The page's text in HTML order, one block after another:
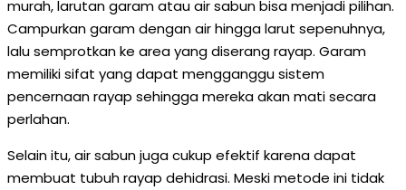
murah, larutan garam atau air sabun bisa menjadi pilihan.
Campurkan garam dengan air hingga larut sepenuhnya,
lalu semprotkan ke area yang diserang rayap. Garam
memiliki sifat yang dapat mengganggu sistem
pencernaan rayap sehingga mereka akan mati secara
perlahan.
Selain itu, air sabun juga cukup efektif karena dapat
membuat tubuh rayap dehidrasi. Meski metode ini tidak